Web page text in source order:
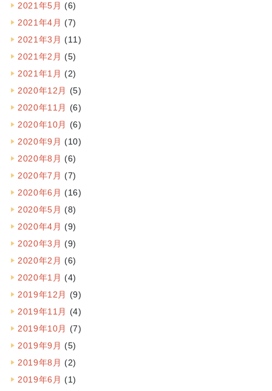
2021年5月 (6)
2021年4月 (7)
2021年3月 (11)
2021年2月 (5)
2021年1月 (2)
2020年12月 (5)
2020年11月 (6)
2020年10月 (6)
2020年9月 (10)
2020年8月 (6)
2020年7月 (7)
2020年6月 (16)
2020年5月 (8)
2020年4月 (9)
2020年3月 (9)
2020年2月 (6)
2020年1月 (4)
2019年12月 (9)
2019年11月 (4)
2019年10月 (7)
2019年9月 (5)
2019年8月 (2)
2019年6月 (1)